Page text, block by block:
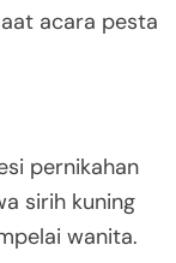
acara pesta
pernikahan
sirih kuning
wanita.